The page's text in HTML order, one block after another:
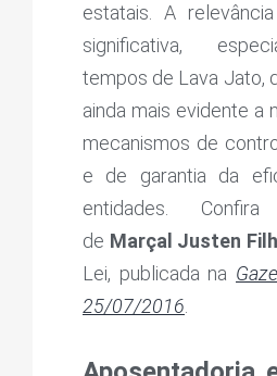
estatais. A
significativa,
tempos de Lava Jato,
ainda mais evidente a
mecanismos de
e de garantia da
entidades.
de Marçal Justen
Lei, publicada na
25/07/2016.